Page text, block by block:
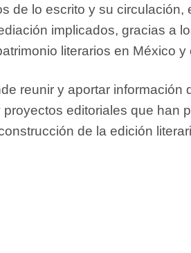
de lo escrito y su circulación,
implicados, gracias a
literarios en México y
reunir y aportar información
editoriales que han
de la edición